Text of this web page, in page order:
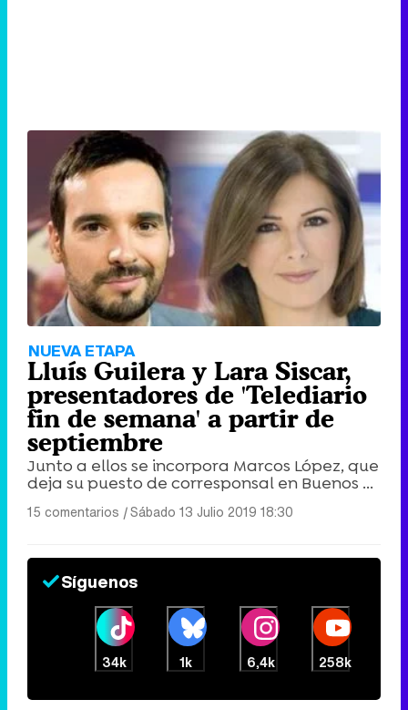
NUEVA ETAPA
Lluís Guilera y Lara Siscar,
presentadores de 'Telediario
fin de semana' a partir de
septiembre
Junto a ellos se incorpora Marcos López, que
deja su puesto de corresponsal en Buenos ...
15 comentarios |Sábado 13 Julio 2019 18:30
Síguenos
34k 1k 6,4k 258k